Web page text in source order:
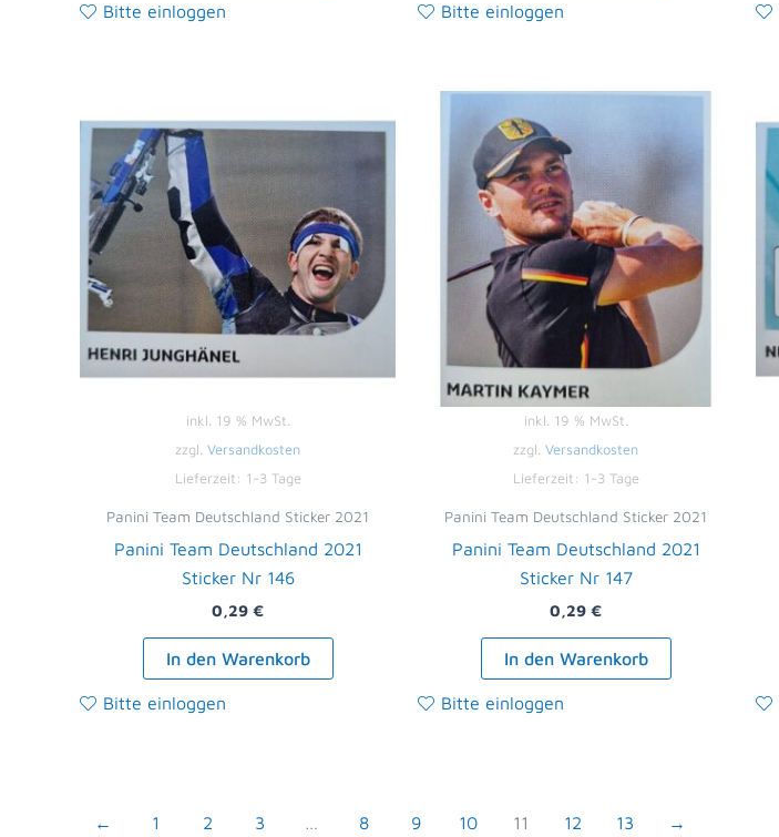
Bitte einloggen Bitte einloggen
inkl. 19 % MwSt.
zzgl. Versandkosten
Lieferzeit: 1-3 Tage
Panini Team Deutschland Sticker 2021
Panini Team Deutschland 2021
Sticker Nr 146
0,29 €
In den Warenkorb
Bitte einloggen
inkl. 19 % MwSt.
zzgl. Versandkosten
Lieferzeit: 1-3 Tage
Panini Team Deutschland Sticker 2021
Panini Team Deutschland 2021
Sticker Nr 147
0,29 €
In den Warenkorb
Bitte einloggen
← 1 2 3 … 8 9 10 11 12 13 →